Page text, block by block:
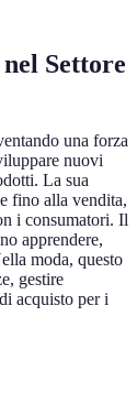
Settore
una forza
nuovi
La sua
fino alla vendita,
i consumatori. Il
apprendere,
moda, questo
gestire
acquisto per i